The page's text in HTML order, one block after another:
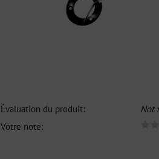
Évaluation du produit:
Not
Votre note: